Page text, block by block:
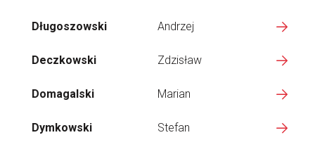
Długoszowski Andrzej
Deczkowski Zdzisław
Domagalski Marian
Dymkowski Stefan